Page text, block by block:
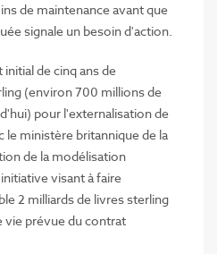
de maintenance avant que
signale un besoin d'action.
de cinq ans de
(environ 700 millions de
pour l'externalisation de
le ministère britannique de la
de la modélisation
visant à faire
2 milliards de livres sterling
vie prévue du contrat